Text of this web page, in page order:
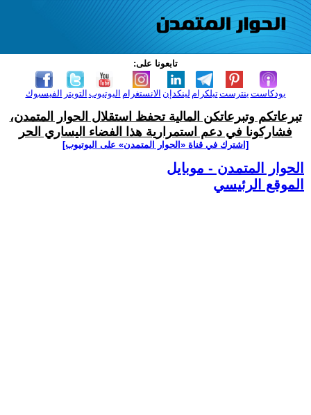
تابعونا على:
الفيسبوك التويتر اليوتيوب الانستغرام لينكدإن تيلكرامبنترست بودكاست
تبرعاتكم وتبرعاتكن المالية تحفظ استقلال الحوار المتمدن،
فشاركونا في دعم استمرارية هذا الفضاء اليساري الحر
[اشترك في قناة ‫«الحوار المتمدن» على اليوتيوب]
الحوار المتمدن - موبايل
الموقع الرئيسي